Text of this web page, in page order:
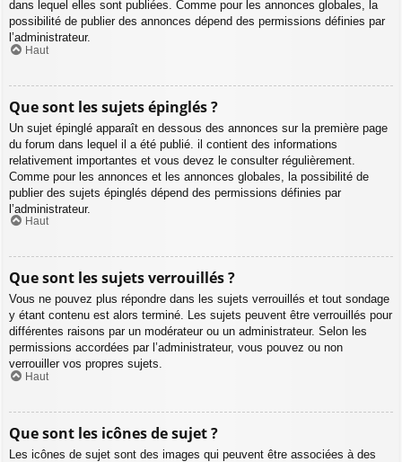
dans lequel elles sont publiées. Comme pour les annonces globales, la
possibilité de publier des annonces dépend des permissions définies par
l’administrateur.
Haut
Que sont les sujets épinglés ?
Un sujet épinglé apparaît en dessous des annonces sur la première page
du forum dans lequel il a été publié. il contient des informations
relativement importantes et vous devez le consulter régulièrement.
Comme pour les annonces et les annonces globales, la possibilité de
publier des sujets épinglés dépend des permissions définies par
l’administrateur.
Haut
Que sont les sujets verrouillés ?
Vous ne pouvez plus répondre dans les sujets verrouillés et tout sondage
y étant contenu est alors terminé. Les sujets peuvent être verrouillés pour
différentes raisons par un modérateur ou un administrateur. Selon les
permissions accordées par l’administrateur, vous pouvez ou non
verrouiller vos propres sujets.
Haut
Que sont les icônes de sujet ?
Les icônes de sujet sont des images qui peuvent être associées à des